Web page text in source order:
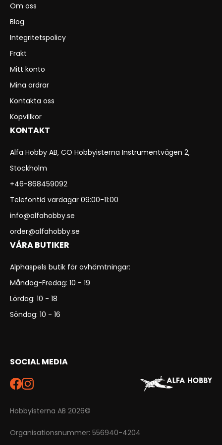
Om oss
Blog
Integritetspolicy
Frakt
Mitt konto
Mina ordrar
Kontakta oss
Köpvillkor
KONTAKT
Alfa Hobby AB, CO Hobbyisterna Instrumentvägen 2,
Stockholm
+46-868459092
Telefontid vardagar 09:00-11:00
info@alfahobby.se
order@alfahobby.se
VÅRA BUTIKER
Alphaspels butik för avhämtningar:
Måndag-Fredag: 10 - 19
Lördag: 10 - 18
Söndag: 10 - 16
SOCIAL MEDIA
Hobbyisterna AB 2026©
Organisationsnummer: 556940-4204